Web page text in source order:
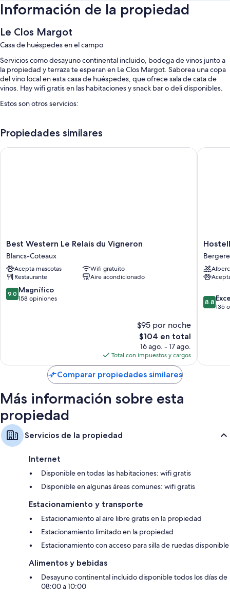
Información de la propiedad
Le Clos Margot
Casa de huéspedes en el campo
Servicios como desayuno continental incluido, bodega de vinos junto a
la propiedad y terraza te esperan en Le Clos Margot. Saborea una copa
del vino local en esta casa de huéspedes, que ofrece sala de cata de
vinos. Hay wifi gratis en las habitaciones y snack bar o deli disponibles.
Estos son otros servicios:
Check-in exprés, personal multilingüe y muebles de exterior
No se permite fumar en la propiedad
Baños con tinas o regaderas y secadoras de cabello
Armarios o clósets, refrigeradores y calefacción
Propiedades similares
Best
Western
Le
Relais
du
Vigneron
Blancs-
Best Western Le Relais du Vigneron
Blancs-Coteaux
Acepta mascotas
Wifi gratuito
Restaurante
Aire acondicionado
9.0
de
9.0 Magnífico
158 opiniones
$95 por noche
El
precio
actual
es
de
$104
$104 en total
16 ago. - 17 ago.
Total con impuestos y cargos
Best Western Le Relais du Vigneron
du
Mont
Aimé
Vertus
8.8
de
8.8
135
Comparar propiedades similares
Más información sobre esta
propiedad
Servicios de la propiedad
Internet
Disponible en todas las habitaciones: wifi gratis
Disponible en algunas áreas comunes: wifi gratis
Estacionamiento y transporte
Estacionamiento al aire libre gratis en la propiedad
Estacionamiento limitado en la propiedad
Estacionamiento con acceso para silla de ruedas disponible
Alimentos y bebidas
Desayuno continental incluido disponible todos los días de
08:00 a 10:00